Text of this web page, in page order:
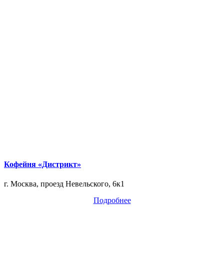
Кофейня «Дистрикт»
г. Москва, проезд Невельского, 6к1
Подробнее